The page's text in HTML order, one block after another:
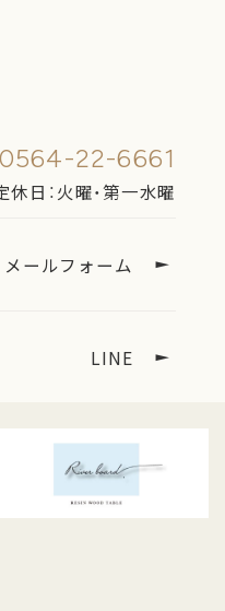
を得ることが困難
団体またはその委
る際
ことにより当該事務
で、個人情報の取
ます。
サイトをご利用に
ンツをより便利に
であり、 お客様の
、お客さまのコン
すことはありませ
0564-22-6661
休日：火曜・第一水曜
メールフォーム
LINE